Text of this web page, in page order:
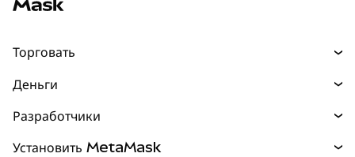
Торговать
Прогнозы
Перпы НОВИНКА
Деньги
Разработчики
Установить MetaMask